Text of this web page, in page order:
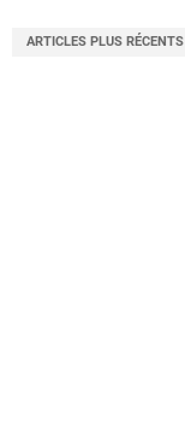
ARTICLES PLUS RÉCENTS